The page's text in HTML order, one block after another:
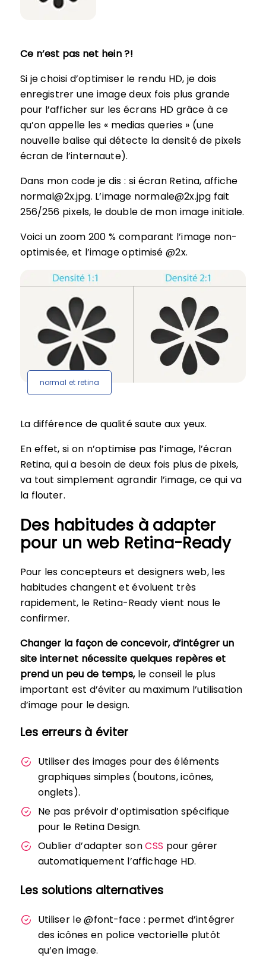
Ce n’est pas net hein ?!
Si je choisi d’optimiser le rendu HD, je dois
enregistrer une image deux fois plus grande
pour l’afficher sur les écrans HD grâce à ce
qu’on appelle les « medias queries » (une
nouvelle balise qui détecte la densité de pixels
écran de l’internaute).
Dans mon code je dis : si écran Retina, affiche
normal@2x.jpg. L’image normale@2x.jpg fait
256/256 pixels, le double de mon image initiale.
Voici un zoom 200 % comparant l’image non-
optimisée, et l’image optimisé @2x.
normal et retina
La différence de qualité saute aux yeux.
En effet, si on n’optimise pas l’image, l’écran
Retina, qui a besoin de deux fois plus de pixels,
va tout simplement agrandir l’image, ce qui va
la flouter.
Des habitudes à adapter
pour un web Retina-Ready
Pour les concepteurs et designers web, les
habitudes changent et évoluent très
rapidement, le Retina-Ready vient nous le
confirmer.
Changer la façon de concevoir, d’intégrer un
site internet nécessite quelques repères et
prend un peu de temps,le conseil le plus
important est d’éviter au maximum l’utilisation
d’image pour le design.
Les erreurs à éviter
Utiliser des images pour des éléments
graphiques simples (boutons, icônes,
onglets).
Ne pas prévoir d’optimisation spécifique
pour le Retina Design.
Oublier d’adapter sonCSS pour gérer
automatiquement l’affichage HD.
Les solutions alternatives
Utiliser le @font-face : permet d’intégrer
des icônes en police vectorielle plutôt
qu’en image.